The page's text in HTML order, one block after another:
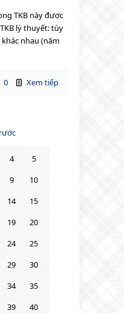
TKB này được
lý thuyết: tùy
nhau (năm
0 Xem tiếp
4
5
9
10
14
15
19
20
24
25
29
30
34
35
39
40